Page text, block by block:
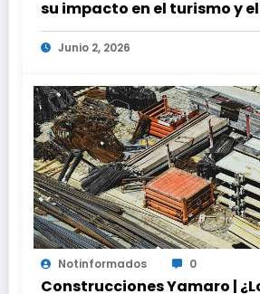
su impacto en el turismo y
global
Junio 2, 2026
Notinformados 0
Construcciones Yamaro |